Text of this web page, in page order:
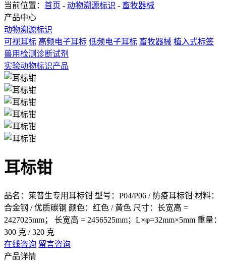
当前位置： 首页 - 动物溯源标识 - 畜牧器械
产品中心
动物溯源标识
可视耳标 高频电子耳标 低频电子耳标 畜牧器械 植入式标签
兽用检测诊断试剂
实验动物标识产品
耳标钳
品名：莱普生专用耳标钳 型号：P04/P06 / 防疫耳标钳 材料：
合金钢 / 优质碳钢 颜色：红色 / 黄色 尺寸：长宽高 =
2427025mm；
长宽高 = 2456525mm；L×φ=32mm×5mm 重量：
300 克 / 320 克
在线咨询 留言咨询
产品详情